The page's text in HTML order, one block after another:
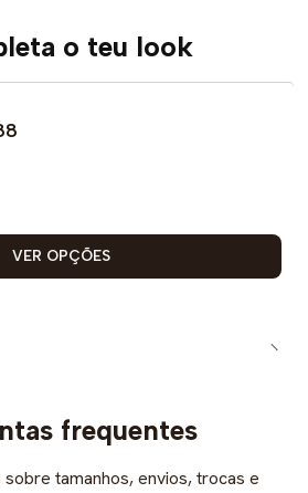
o teu look
VER OPÇÕES
frequentes
tamanhos, envios, trocas e